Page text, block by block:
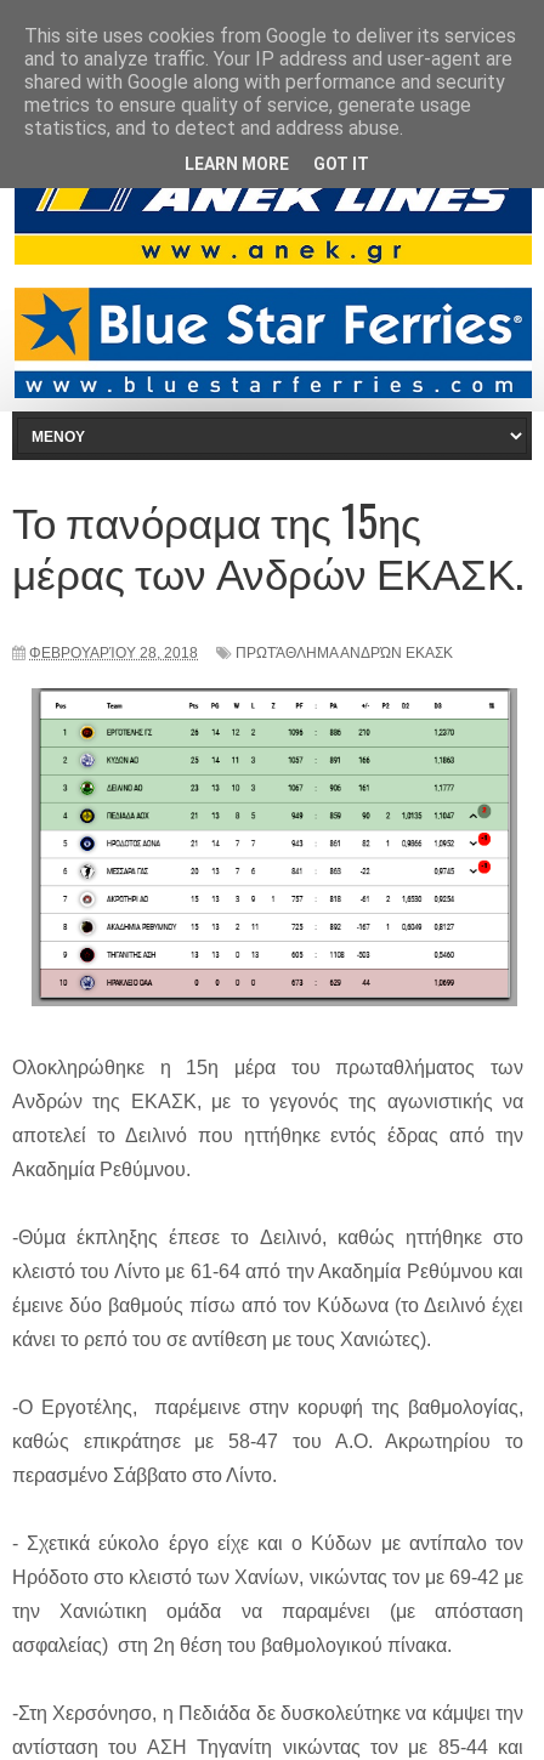
Το πανόραμα της 15ης
μέρας των Ανδρών ΕΚΑΣΚ.
ΦΕΒΡΟΥΑΡΊΟΥ 28, 2018 ΠΡΩΤΆΘΛΗΜΑ ΑΝΔΡΏΝ ΕΚΑΣΚ
Ολοκληρώθηκε η 15η μέρα του πρωταθλήματος των
Ανδρών της ΕΚΑΣΚ, με το γεγονός της αγωνιστικής να
αποτελεί το Δειλινό που ηττήθηκε εντός έδρας από την
Ακαδημία Ρεθύμνου.
-Θύμα έκπληξης έπεσε το Δειλινό, καθώς ηττήθηκε στο
κλειστό του Λίντο με 61-64 από την Ακαδημία Ρεθύμνου και
έμεινε δύο βαθμούς πίσω από τον Κύδωνα (το Δειλινό έχει
κάνει το ρεπό του σε αντίθεση με τους Χανιώτες).
-Ο Εργοτέλης, παρέμεινε στην κορυφή της βαθμολογίας,
καθώς επικράτησε με 58-47 του Α.Ο. Ακρωτηρίου το
περασμένο Σάββατο στο Λίντο.
- Σχετικά εύκολο έργο είχε και ο Κύδων με αντίπαλο τον
Ηρόδοτο στο κλειστό των Χανίων, νικώντας τον με 69-42 με
την Χανιώτικη ομάδα να παραμένει (με απόσταση
ασφαλείας) στη 2η θέση του βαθμολογικού πίνακα.
-Στη Χερσόνησο, η Πεδιάδα δε δυσκολεύτηκε να κάμψει την
αντίσταση του ΑΣΗ Τηγανίτη νικώντας τον με 85-44 και
This site uses cookies from Google to deliver its services
and to analyze traffic. Your IP address and user-agent are
shared with Google along with performance and security
metrics to ensure quality of service, generate usage
statistics, and to detect and address abuse.
LEARN MORE GOT IT